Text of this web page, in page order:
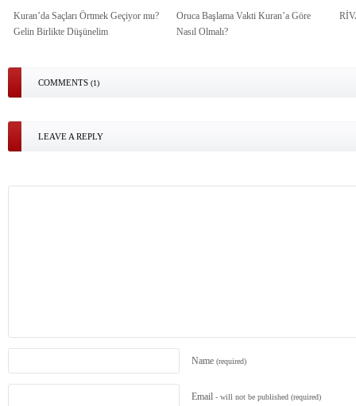
Kuran’da Saçları Örtmek Geçiyor mu?
Gelin Birlikte Düşünelim
Oruca Başlama Vakti Kuran’a Göre
Nasıl Olmalı?
COMMENTS (1)
LEAVE A REPLY
Name (required)
Email - will not be published (required)